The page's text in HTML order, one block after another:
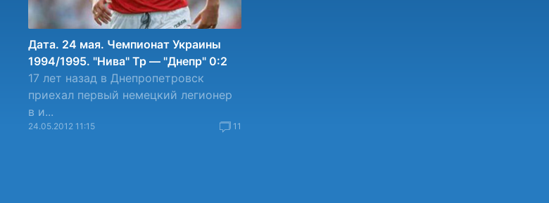
Дата. 24 мая. Чемпионат Украины
1994/1995. "Нива" Тр — "Днепр" 0:2
17 лет назад в Днепропетровск
приехал первый немецкий легионер
в и...
24.05.2012 11:15 11